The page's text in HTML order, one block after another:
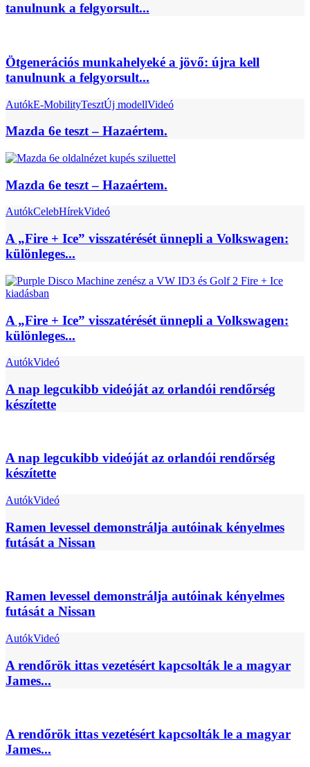
tanulnunk a felgyorsult...
Ötgenerációs munkahelyeké a jövő: újra kell
tanulnunk a felgyorsult...
AutókE-MobilityTesztÚj modellVideó
Mazda 6e teszt – Hazaértem.
Mazda 6e teszt – Hazaértem.
AutókCelebHírekVideó
A „Fire + Ice” visszatérését ünnepli a Volkswagen:
különleges...
A „Fire + Ice” visszatérését ünnepli a Volkswagen:
különleges...
AutókVideó
A nap legcukibb videóját az orlandói rendőrség
készítette
A nap legcukibb videóját az orlandói rendőrség
készítette
AutókVideó
Ramen levessel demonstrálja autóinak kényelmes
futását a Nissan
Ramen levessel demonstrálja autóinak kényelmes
futását a Nissan
AutókVideó
A rendőrök ittas vezetésért kapcsolták le a magyar
James...
A rendőrök ittas vezetésért kapcsolták le a magyar
James...